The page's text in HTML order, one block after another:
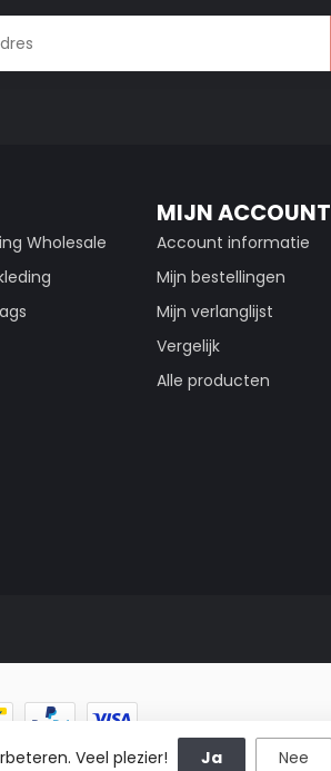
Wholesale
MIJN ACCOUNT
Account informatie
Mijn bestellingen
Mijn verlanglijst
Vergelijk
Alle producten
Veel plezier! Ja Nee